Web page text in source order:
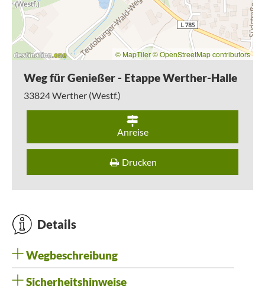
© MapTiler© OpenStreetMap contributors
Weg für Genießer - Etappe Werther-Halle
33824Werther (Westf.)
Anreise
Drucken
Details
Wegbeschreibung
Sicherheitshinweise